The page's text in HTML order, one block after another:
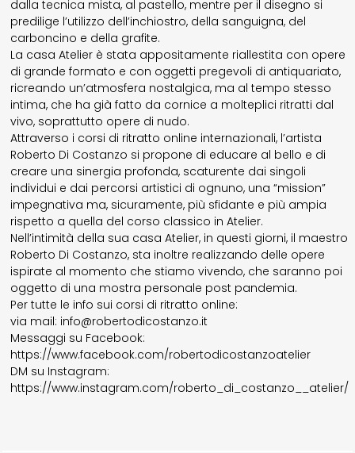
dalla tecnica mista, al pastello, mentre per il disegno si
predilige l’utilizzo dell’inchiostro, della sanguigna, del
carboncino e della grafite.
La casa Atelier è stata appositamente riallestita con opere
di grande formato e con oggetti pregevoli di antiquariato,
ricreando un’atmosfera nostalgica, ma al tempo stesso
intima, che ha già fatto da cornice a molteplici ritratti dal
vivo, soprattutto opere di nudo.
Attraverso i corsi di ritratto online internazionali, l’artista
Roberto Di Costanzo si propone di educare al bello e di
creare una sinergia profonda, scaturente dai singoli
individui e dai percorsi artistici di ognuno, una “mission”
impegnativa ma, sicuramente, più sfidante e più ampia
rispetto a quella del corso classico in Atelier.
Nell’intimità della sua casa Atelier, in questi giorni, il maestro
Roberto Di Costanzo, sta inoltre realizzando delle opere
ispirate al momento che stiamo vivendo, che saranno poi
oggetto di una mostra personale post pandemia.
Per tutte le info sui corsi di ritratto online:
via mail: info@robertodicostanzo.it
Messaggi su Facebook:
https://www.facebook.com/robertodicostanzoatelier
DM su Instagram:
https://www.instagram.com/roberto_di_costanzo__atelier/